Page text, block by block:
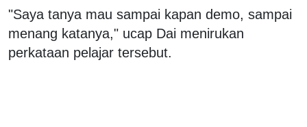
"Saya tanya mau sampai kapan demo, sampai
menang katanya," ucap Dai menirukan
perkataan pelajar tersebut.